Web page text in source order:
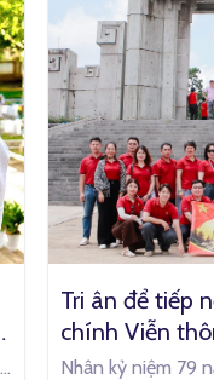
Tri ân để tiếp
chính Viễn
“Uống nước
Nhân kỷ niệm 79